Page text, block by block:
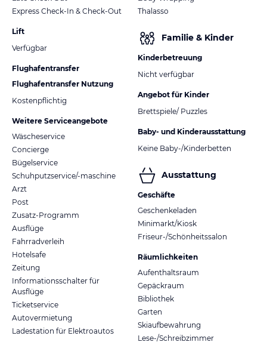
Express Check-In & Check-Out
Lift
Verfügbar
Flughafentransfer
Flughafentransfer Nutzung
Kostenpflichtig
Weitere Serviceangebote
Wäscheservice
Concierge
Bügelservice
Schuhputzservice/-maschine
Arzt
Post
Zusatz-Programm
Ausflüge
Fahrradverleih
Hotelsafe
Zeitung
Informationsschalter für
Ausflüge
Ticketservice
Autovermietung
Ladestation für Elektroautos
Thalasso
Familie & Kinder
Kinderbetreuung
Nicht verfügbar
Angebot für Kinder
Brettspiele/ Puzzles
Baby- und Kinderausstattung
Keine Baby-/Kinderbetten
Ausstattung
Geschäfte
Geschenkeladen
Minimarkt/Kiosk
Friseur-/Schönheitssalon
Räumlichkeiten
Aufenthaltsraum
Gepäckraum
Bibliothek
Garten
Skiaufbewahrung
Lese-/Schreibzimmer